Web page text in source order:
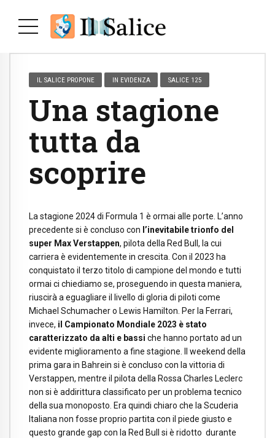
IL SALICE PROPONE IN EVIDENZA SALICE 125
Una stagione
tutta da
scoprire
La stagione 2024 di Formula 1 è ormai alle porte. L’anno
precedente si è concluso con l’inevitabile trionfo del
super Max Verstappen, pilota della Red Bull, la cui
carriera è evidentemente in crescita. Con il 2023 ha
conquistato il terzo titolo di campione del mondo e tutti
ormai ci chiediamo se, proseguendo in questa maniera,
riuscirà a eguagliare il livello di gloria di piloti come
Michael Schumacher o Lewis Hamilton. Per la Ferrari,
invece, il Campionato Mondiale 2023 è stato
caratterizzato da alti e bassi che hanno portato ad un
evidente miglioramento a fine stagione. Il weekend della
prima gara in Bahrein si è concluso con la vittoria di
Verstappen, mentre il pilota della Rossa Charles Leclerc
non si è addirittura classificato per un problema tecnico
della sua monoposto. Era quindi chiaro che la Scuderia
Italiana non fosse proprio partita con il piede giusto e
questo grande gap con la Red Bull si è ridotto durante